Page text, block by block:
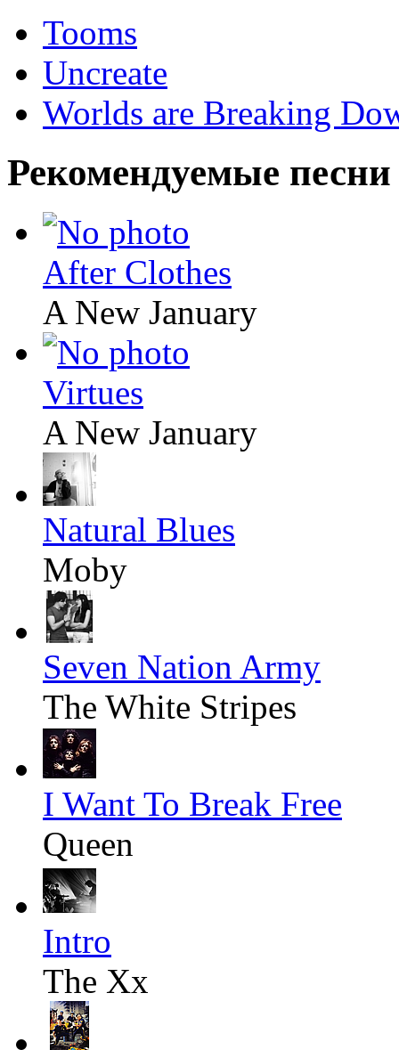
Tooms
Uncreate
Worlds are Breaking
Рекомендуемые песни
After Clothes
A New January
Virtues
A New January
Natural Blues
Moby
Seven Nation Army
The White Stripes
I Want To Break Free
Queen
Intro
The Xx